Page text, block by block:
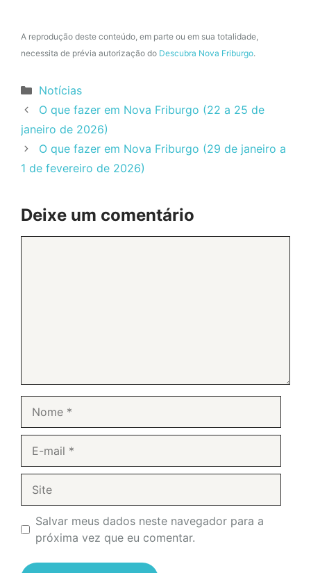
A reprodução deste conteúdo, em parte ou em sua totalidade,
necessita de prévia autorização do Descubra Nova Friburgo.
Categorias
Notícias
O que fazer em Nova Friburgo (22 a 25 de
janeiro de 2026)
O que fazer em Nova Friburgo (29 de janeiro a
1 de fevereiro de 2026)
Deixe um comentário
mail
Salvar meus dados neste navegador para a
próxima vez que eu comentar.